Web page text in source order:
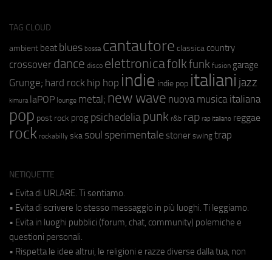
TAG CLOUD
ambient beat blues bossa cantautore classica country
crossover dance disco elettronicafolkfunk fusion garage
Grunge; hard rock hip hop indie indie pop italiani jazz
kimura laPOP lounge metal; new wave nuova musica italiana
pop post rock prog psichedeliapunk r&b rap rap italiano reggae
rock rockabilly ska soul sperimentale stoner swing trap
NETIQUETTE
• Evita di URLARE. Ti sentiamo.
• Evita di scrivere lo stesso messaggio in più luoghi. Ti leggiamo.
• Evita in luoghi pubblici (forum, chat, community) polemiche e
questioni personali.
• Rispetta le idee altrui, le religioni e razze diverse dalla tua, non